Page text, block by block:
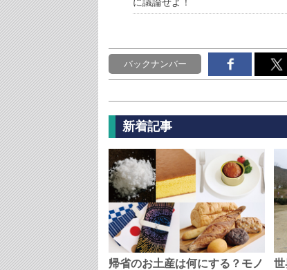
に議論せよ！
バックナンバー
新着記事
帰省のお土産は何にする？モノ
世